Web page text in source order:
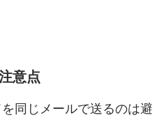
意点
同じメールで送るのは避